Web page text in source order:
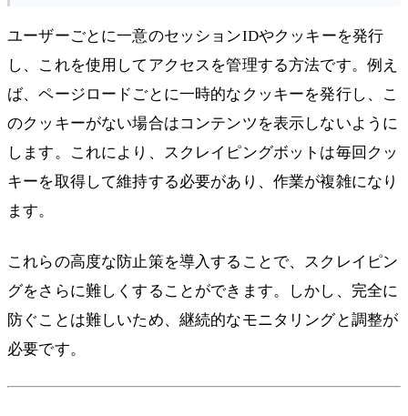
ユーザーごとに一意のセッションIDやクッキーを発行
し、これを使用してアクセスを管理する方法です。例え
ば、ページロードごとに一時的なクッキーを発行し、こ
のクッキーがない場合はコンテンツを表示しないように
します。これにより、スクレイピングボットは毎回クッ
キーを取得して維持する必要があり、作業が複雑になり
ます。
これらの高度な防止策を導入することで、スクレイピン
グをさらに難しくすることができます。しかし、完全に
防ぐことは難しいため、継続的なモニタリングと調整が
必要です。